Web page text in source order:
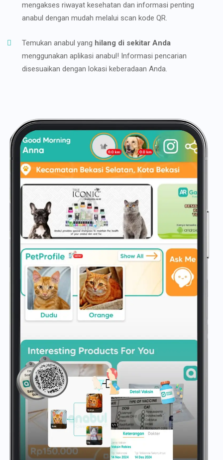
mengakses riwayat kesehatan dan informasi penting
anabul dengan mudah melalui scan kode QR.
Temukan anabul yang hilang di sekitar Anda
menggunakan aplikasi anabul! Informasi pencarian
disesuaikan dengan lokasi keberadaan Anda.